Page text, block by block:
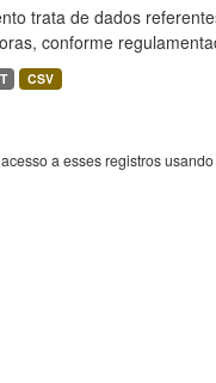
trata de dados
conforme
CSV
a esses registros usando